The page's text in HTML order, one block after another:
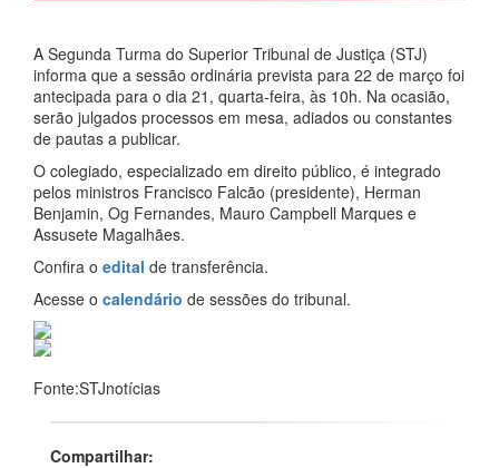
A Segunda Turma do Superior Tribunal de Justiça (STJ)
informa que a sessão ordinária prevista para 22 de março foi
antecipada para o dia 21, quarta-feira, às 10h. Na ocasião,
serão julgados processos em mesa, adiados ou constantes
de pautas a publicar.
O colegiado, especializado em direito público, é integrado
pelos ministros Francisco Falcão (presidente), Herman
Benjamin, Og Fernandes, Mauro Campbell Marques e
Assusete Magalhães.
Confira o edital de transferência.
Acesse o calendário de sessões do tribunal.
Fonte:STJnotícias
Compartilhar: